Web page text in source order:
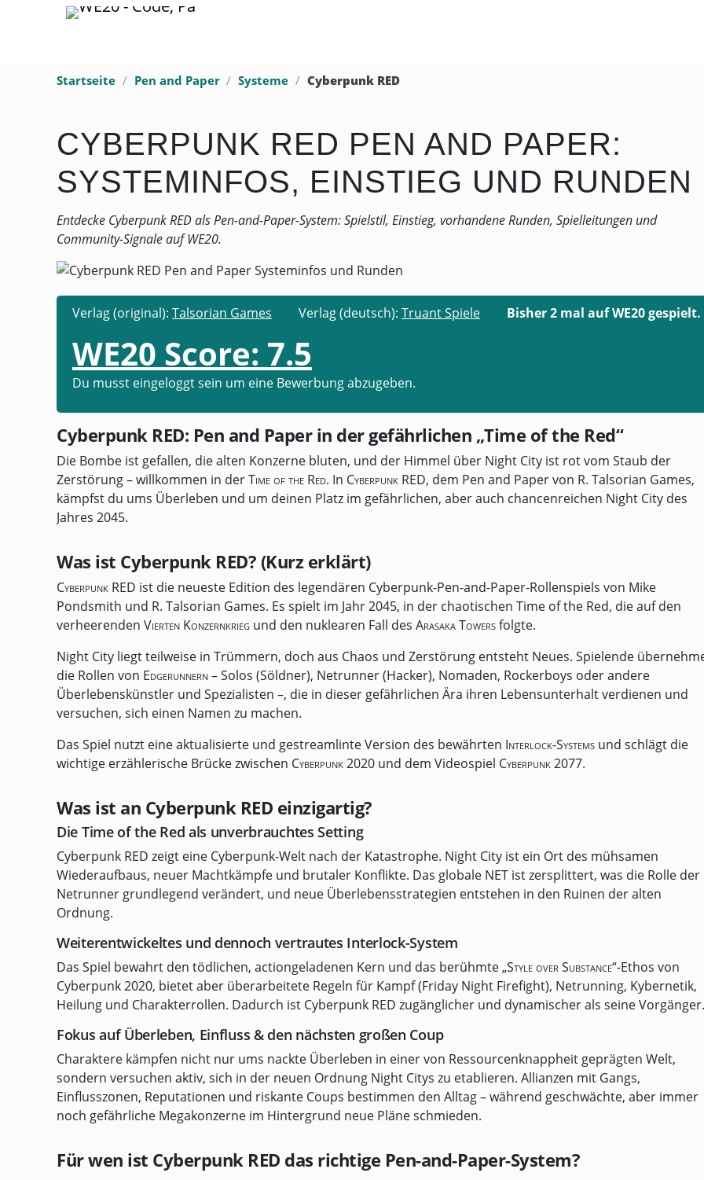
Startseite Pen and Paper Systeme Cyberpunk RED
CYBERPUNK RED PEN AND PAPER:
SYSTEMINFOS, EINSTIEG UND RUNDEN
Entdecke Cyberpunk RED als Pen-and-Paper-System: Spielstil, Einstieg, vorhandene Runden, Spielleitungen und
Community-Signale auf WE20.
Verlag (original): Talsorian Games Verlag (deutsch): Truant Spiele Bisher 2 mal auf WE20 gespielt.
WE20 Score: 7.5
Du musst eingeloggt sein um eine Bewerbung abzugeben.
Cyberpunk RED: Pen and Paper in der gefährlichen „Time of the Red“
Die Bombe ist gefallen, die alten Konzerne bluten, und der Himmel über Night City ist rot vom Staub der
Zerstörung – willkommen in derTime of the Red. In Cyberpunk RED, dem Pen and Paper von R. Talsorian Games,
kämpfst du ums Überleben und um deinen Platz im gefährlichen, aber auch chancenreichen Night City des
Jahres 2045.
Was ist Cyberpunk RED? (Kurz erklärt)
Cyberpunk RED ist die neueste Edition des legendären Cyberpunk-Pen-and-Paper-Rollenspiels von Mike
Pondsmith und R. Talsorian Games. Es spielt im Jahr 2045, in der chaotischen Time of the Red, die auf den
verheerenden Vierten Konzernkrieg und den nuklearen Fall des Arasaka Towersfolgte.
Night City liegt teilweise in Trümmern, doch aus Chaos und Zerstörung entsteht Neues. Spielende
die Rollen von Edgerunnern– Solos (Söldner), Netrunner (Hacker), Nomaden, Rockerboys oder andere
Überlebenskünstler und Spezialisten –, die in dieser gefährlichen Ära ihren Lebensunterhalt verdienen und
versuchen, sich einen Namen zu machen.
Das Spiel nutzt eine aktualisierte und gestreamlinte Version des bewährten Interlock-Systems und schlägt die
wichtige erzählerische Brücke zwischen Cyberpunk 2020 und dem Videospiel Cyberpunk 2077.
Was ist an Cyberpunk RED einzigartig?
Die Time of the Red als unverbrauchtes Setting
Cyberpunk RED zeigt eine Cyberpunk-Welt nach der Katastrophe. Night City ist ein Ort des mühsamen
Wiederaufbaus, neuer Machtkämpfe und brutaler Konflikte. Das globale NET ist zersplittert, was die Rolle der
Netrunner grundlegend verändert, und neue Überlebensstrategien entstehen in den Ruinen der alten
Ordnung.
Weiterentwickeltes und dennoch vertrautes Interlock-System
Das Spiel bewahrt den tödlichen, actiongeladenen Kern und das berühmte„Style over Substance“-Ethos von
Cyberpunk 2020, bietet aber überarbeitete Regeln für Kampf (Friday Night Firefight), Netrunning, Kybernetik,
Heilung und Charakterrollen. Dadurch ist Cyberpunk RED zugänglicher und dynamischer als seine Vorgänger.
Fokus auf Überleben, Einfluss & den nächsten großen Coup
Charaktere kämpfen nicht nur ums nackte Überleben in einer von Ressourcenknappheit geprägten Welt,
sondern versuchen aktiv, sich in der neuen Ordnung Night Citys zu etablieren. Allianzen mit Gangs,
Einflusszonen, Reputationen und riskante Coups bestimmen den Alltag – während geschwächte, aber immer
noch gefährliche Megakonzerne im Hintergrund neue Pläne schmieden.
Für wen ist Cyberpunk RED das richtige Pen-and-Paper-System?